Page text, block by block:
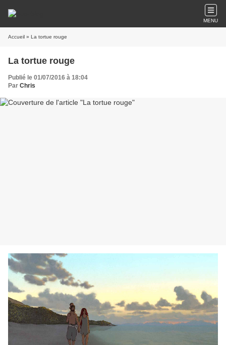
MENU
Accueil » La tortue rouge
La tortue rouge
Publié le 01/07/2016 à 18:04
Par Chris